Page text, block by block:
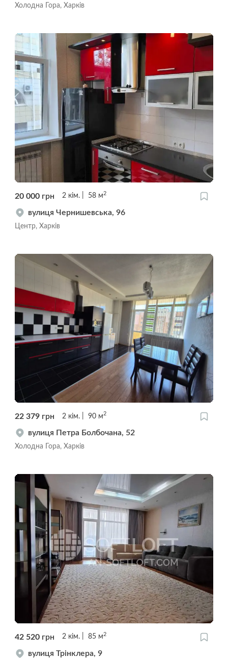
Холодна Гора, Харків
20 000 грн 2 кім. 58 м 2
вулиця Чернишевська, 96
Центр, Харків
22 379 грн 2 кім. 90 м2
вулиця Петра Болбочана, 52
Холодна Гора, Харків
42 520 грн 2 кім. 85 м 2
вулиця Трінклера, 9